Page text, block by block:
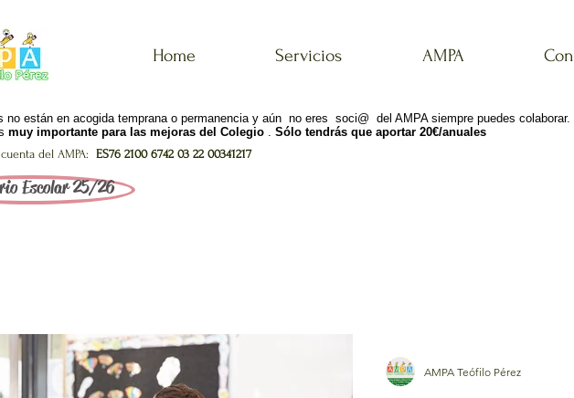
Home Servicios AMPA
no están en acogida temprana o permanencia y aún no eres soci@ del AMPA siempre puedes colaborar.
muy importante para las mejoras del Colegio . Sólo tendrás que aportar 20€/anuales
del AMPA: ES76 2100 6742 03 22 00341217
Escolar 25/26
AMPA Teófilo Pérez